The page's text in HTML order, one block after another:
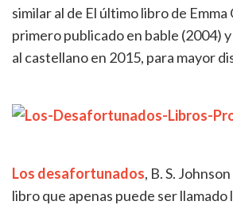
similar al de El último libro de Emma
primero publicado en bable (2004)
al castellano en 2015, para mayor
Los desafortunados, B. S.
libro que apenas puede ser llamado